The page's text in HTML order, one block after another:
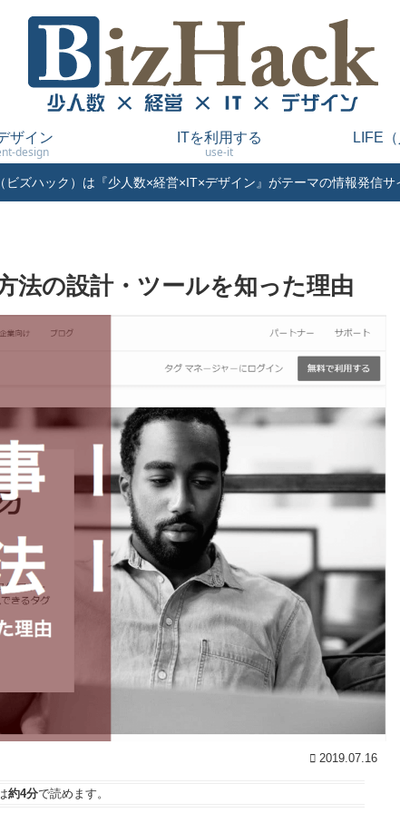
ザイン
design
ITを利用する
use-it
LIFE
ビズハック）は『少人数×経営×IT×デザイン』がテーマの情報発信サ
法の設計・ツールを知った理由
2019.07.16
約4分で読めます。